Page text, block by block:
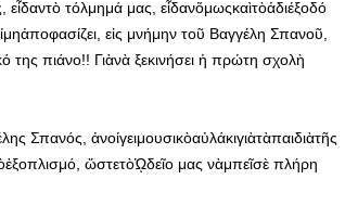
τόλμημά μας, εἶδανὅμωςκαὶτὸἀδιέξοδό
εἰς μνήμην τοῦ Βαγγέλη Σπανοῦ,
της πιάνο!! Γιὰνὰ ξεκινήσει ἡ πρώτη σχολὴ
Σπανός, ἀνοίγειμουσικὸαὐλάκιγιὰτὰπαιδιὰτῆς
ὥστετὸᾩδεῖο μας νὰμπεῖσὲ πλήρη